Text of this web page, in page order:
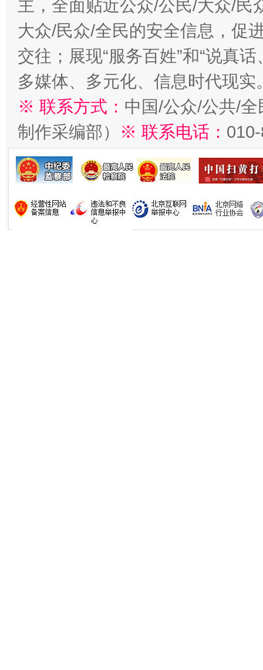
主，全面贴近公众/公民/大众/民
大众/民众/全民的安全信息，促
交往；展现“服务百姓”和“说真
多媒体、多元化、信息时代现实
※ 联系方式： 中国/公众/公共/
制作采编部）
※ 联系电话：